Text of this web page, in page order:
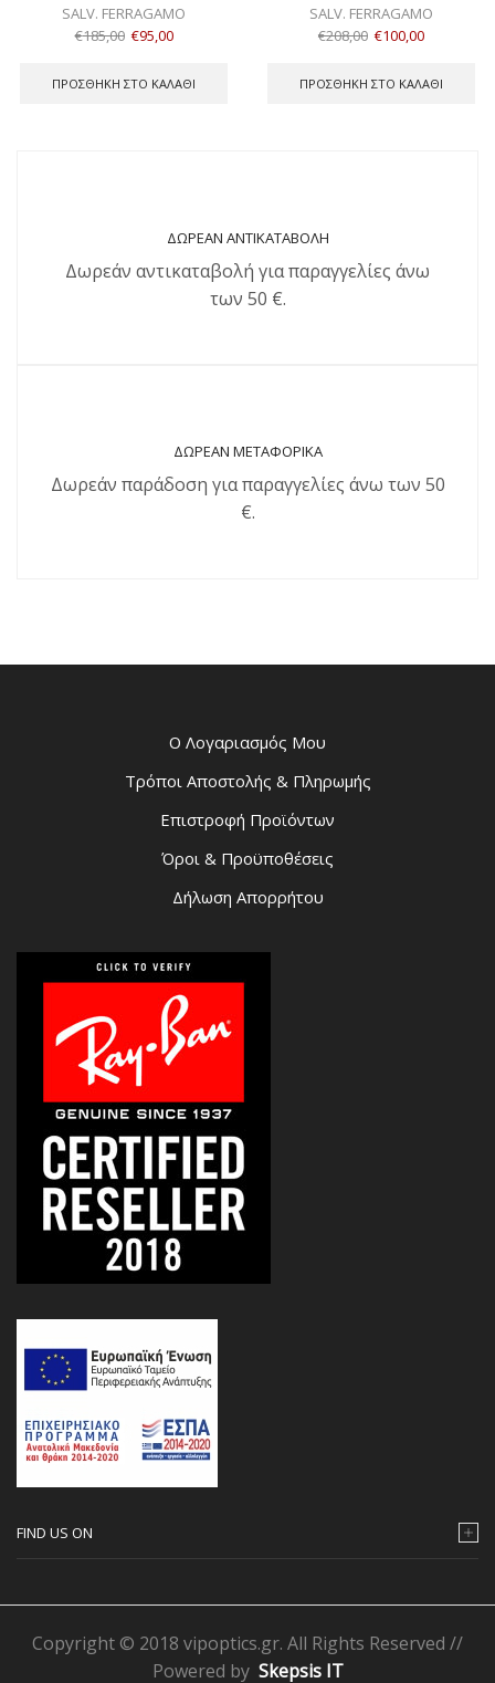
SALV. FERRAGAMO
€185,00 €95,00
ΠΡΟΣΘΉΚΗ ΣΤΟ ΚΑΛΆΘΙ
SALV. FERRAGAMO
€208,00 €100,00
ΠΡΟΣΘΉΚΗ ΣΤΟ ΚΑΛΆΘΙ
ΔΩΡΕΑΝ ΑΝΤΙΚΑΤΑΒΟΛΗ
Δωρεάν αντικαταβολή για παραγγελίες άνω
των 50 €.
ΔΩΡΕΑΝ ΜΕΤΑΦΟΡΙΚΑ
Δωρεάν παράδοση για παραγγελίες άνω των 50
€.
Ο Λογαριασμός Μου
Τρόποι Αποστολής & Πληρωμής
Επιστροφή Προϊόντων
Όροι & Προϋποθέσεις
Δήλωση Απορρήτου
FIND US ON
Copyright © 2018 vipoptics.gr. All Rights Reserved //
Powered by Skepsis IT